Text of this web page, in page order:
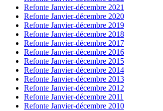
Refonte Janvier-décembre 2021
Refonte Janvier-décembre 2020
Refonte Janvier-décembre 2019
Refonte Janvier-décembre 2018
Refonte Janvier-décembre 2017
Refonte Janvier-décembre 2016
Refonte Janvier-décembre 2015
Refonte Janvier-décembre 2014
Refonte Janvier-décembre 2013
Refonte Janvier-décembre 2012
Refonte Janvier-décembre 2011
Refonte Janvier-décembre 2010